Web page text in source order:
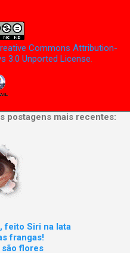
Commons Attribution-
3.0 Unported License.
postagens mais recentes:
feito Siri na lata
frangas!
flores